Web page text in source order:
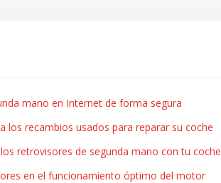
mano en Internet de forma segura
los recambios usados para reparar su coche
retrovisores de segunda mano con tu coche
en el funcionamiento óptimo del motor